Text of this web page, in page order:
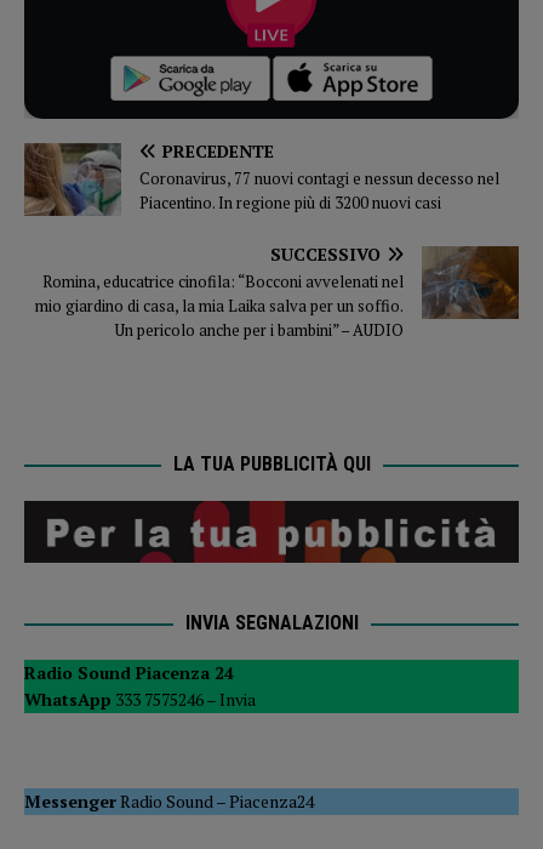
PRECEDENTE
Coronavirus, 77 nuovi contagi e nessun decesso nel
Piacentino. In regione più di 3200 nuovi casi
SUCCESSIVO
Romina, educatrice cinofila: “Bocconi avvelenati nel
mio giardino di casa, la mia Laika salva per un soffio.
Un pericolo anche per i bambini” – AUDIO
LA TUA PUBBLICITÀ QUI
INVIA SEGNALAZIONI
Radio Sound Piacenza 24
WhatsApp 333 7575246 – Invia
MessengerRadio Sound –Piacenza24